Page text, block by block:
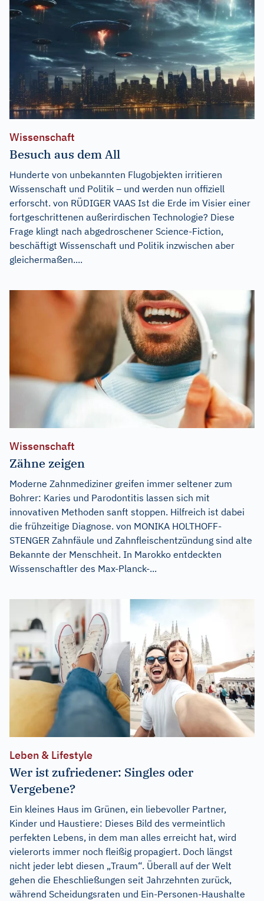
Wissenschaft
Besuch aus dem All
Hunderte von unbekannten Flugobjekten irritieren
Wissenschaft und Politik – und werden nun offiziell
erforscht. von RÜDIGER VAAS Ist die Erde im Visier einer
fortgeschrittenen außerirdischen Technologie? Diese
Frage klingt nach abgedroschener Science-Fiction,
beschäftigt Wissenschaft und Politik inzwischen aber
gleichermaßen....
Wissenschaft
Zähne zeigen
Moderne Zahnmediziner greifen immer seltener zum
Bohrer: Karies und Parodontitis lassen sich mit
innovativen Methoden sanft stoppen. Hilfreich ist dabei
die frühzeitige Diagnose. von MONIKA HOLTHOFF-
STENGER Zahnfäule und Zahnfleischentzündung sind alte
Bekannte der Menschheit. In Marokko entdeckten
Wissenschaftler des Max-Planck-...
Leben & Lifestyle
Wer ist zufriedener: Singles oder
Vergebene?
Ein kleines Haus im Grünen, ein liebevoller Partner,
Kinder und Haustiere: Dieses Bild des vermeintlich
perfekten Lebens, in dem man alles erreicht hat, wird
vielerorts immer noch fleißig propagiert. Doch längst
nicht jeder lebt diesen „Traum“. Überall auf der Welt
gehen die Eheschließungen seit Jahrzehnten zurück,
während Scheidungsraten und Ein-Personen-Haushalte